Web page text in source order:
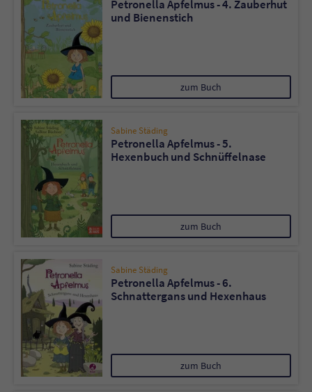
Petronella Apfelmus - 4. Zauberhut
und Bienenstich
zum Buch
Sabine Städing
Petronella Apfelmus - 5.
Hexenbuch und Schnüffelnase
zum Buch
Sabine Städing
Petronella Apfelmus - 6.
Schnattergans und Hexenhaus
zum Buch
Sicherheitscode des Kontaktformulars zu
überprüfen.